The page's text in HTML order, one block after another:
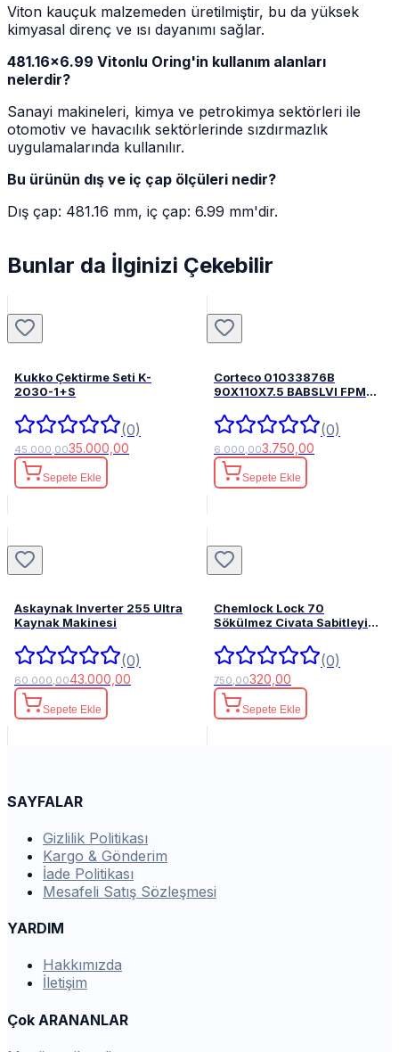
Viton kauçuk malzemeden üretilmiştir, bu da yüksek
kimyasal direnç ve ısı dayanımı sağlar.
481.16x6.99 Vitonlu Oring'in kullanım alanları
nelerdir?
Sanayi makineleri, kimya ve petrokimya sektörleri ile
otomotiv ve havacılık sektörlerinde sızdırmazlık
uygulamalarında kullanılır.
Bu ürünün dış ve iç çap ölçüleri nedir?
Dış çap: 481.16 mm, iç çap: 6.99 mm'dir.
Bunlar da İlginizi Çekebilir
Kukko Çektirme Seti K-
2030-1+S
(0)
45.000,0035.000,00
Sepete Ekle
Corteco 01033876B
90X110X7.5 BABSLVI FPM
(0)
6.000,003.750,00
Sepete Ekle
Askaynak Inverter 255 Ultra
Kaynak Makinesi
(0)
60.000,0043.000,00
Sepete Ekle
Chemlock Lock 70
Sökülmez Civata Sabitleyici
(0)
750,00320,00
Sepete Ekle
SAYFALAR
Gizlilik Politikası
Kargo & Gönderim
İade Politikası
Mesafeli Satış Sözleşmesi
YARDIM
Hakkımızda
İletişim
Çok ARANANLAR